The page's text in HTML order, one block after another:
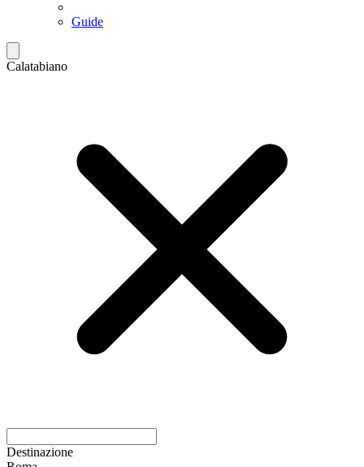
Guide
Calatabiano
Destinazione